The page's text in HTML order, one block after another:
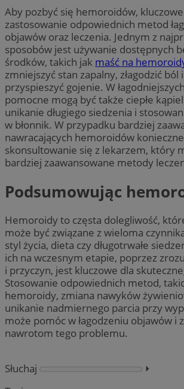
Aby pozbyć się hemoroidów,
zastosowanie odpowiednich metod
objawów oraz leczenia. Jednym z
sposobów jest używanie dostępnych
środków, takich jak maść na
zmniejszyć stan zapalny, złagodzić
przyspieszyć gojenie. W
pomocne mogą być także ciepłe
unikanie długiego siedzenia i
w błonnik. W przypadku bardziej
nawracających hemoroidów
skonsultowanie się z lekarzem, który
bardziej zaawansowane metody
Podsumowując
Hemoroidy to częsta dolegliwość,
może być związane z wieloma
styl życia, dieta czy długotrwałe
ich na wczesnym etapie, poprzez
i przyczyn, jest kluczowe dla
Stosowanie odpowiednich metod,
hemoroidy, zmiana nawyków
unikanie nadmiernego parcia przy
może pomóc w łagodzeniu objawów i
nawrotom tego problemu.
Słuchaj
⏵︎